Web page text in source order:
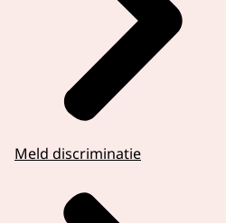
Meld discriminatie